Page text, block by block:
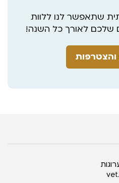
שתאפשר לנו ללוות
שלכם לאורך כל השנה!